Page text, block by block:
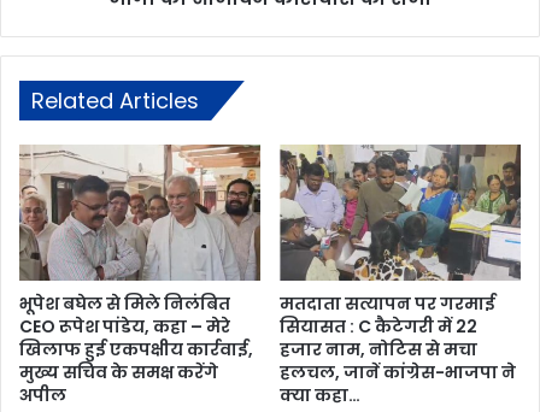
Related Articles
भूपेश बघेल से मिले निलंबित
CEO रूपेश पांडेय, कहा – मेरे
खिलाफ हुई एकपक्षीय कार्रवाई,
मुख्य सचिव के समक्ष करेंगे
अपील
मतदाता सत्यापन पर गरमाई
सियासत : C कैटेगरी में 22
हजार नाम, नोटिस से मचा
हलचल, जानें कांग्रेस-भाजपा ने
क्या कहा…